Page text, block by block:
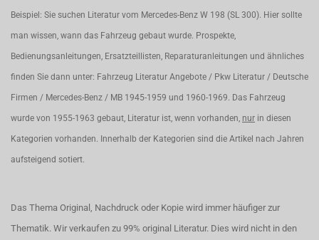
Beispiel: Sie suchen Literatur vom Mercedes-Benz W 198 (SL 300). Hier sollte
man wissen, wann das Fahrzeug gebaut wurde. Prospekte,
Bedienungsanleitungen, Ersatzteillisten, Reparaturanleitungen und ähnliches
finden Sie dann unter: Fahrzeug Literatur Angebote / Pkw Literatur / Deutsche
Firmen / Mercedes-Benz / MB 1945-1959 und 1960-1969. Das Fahrzeug
wurde von 1955-1963 gebaut, Literatur ist, wenn vorhanden, nur in diesen
Kategorien vorhanden. Innerhalb der Kategorien sind die Artikel nach Jahren
aufsteigend sotiert.
Das Thema Original, Nachdruck oder Kopie wird immer häufiger zur
Thematik. Wir verkaufen zu 99% original Literatur. Dies wird nicht in den